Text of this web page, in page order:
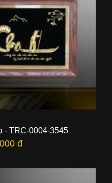
- TRC-0004-3545
đ